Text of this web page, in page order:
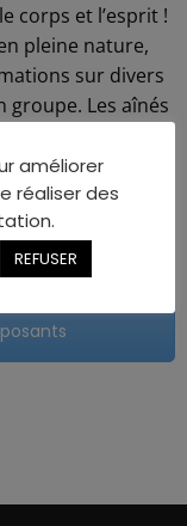
corps et l’esprit !
pleine nature,
sur divers
Les aînés
mouvement.org
améliorer
réaliser des
REFUSER